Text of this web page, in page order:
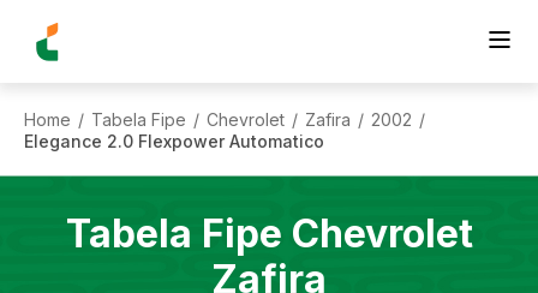
Home / Tabela Fipe / Chevrolet / Zafira / 2002 /
Elegance 2.0 Flexpower Automatico
Tabela Fipe Chevrolet
Zafira